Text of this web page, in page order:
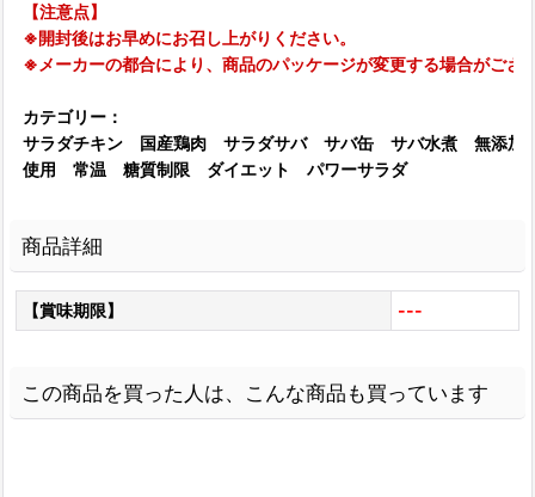
【注意点】
※開封後はお早めにお召し上がりください。
※メーカーの都合により、商品のパッケージが変更する場合がござ
カテゴリー：
サラダチキン 国産鶏肉 サラダサバ サバ缶 サバ水煮 無添加
使用 常温 糖質制限 ダイエット パワーサラダ
商品詳細
【賞味期限】 ---
この商品を買った人は、こんな商品も買っています